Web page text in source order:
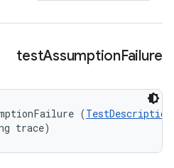
testAssumptionFailure
(TestDescription
trace)